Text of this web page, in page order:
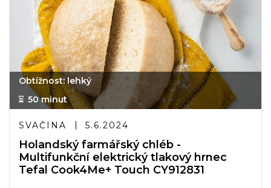
Obtížnost: lehký
50 minut
SVAČINA 5.6.2024
Holandský farmářský chléb -
Multifunkční elektrický tlakový hrnec
Tefal Cook4Me+ Touch CY912831